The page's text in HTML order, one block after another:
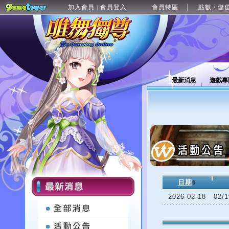
加入會員 | 會員登入 會員特區 點數 / 儲
最新消息 遊戲
日期 6
2026-02-18
02/